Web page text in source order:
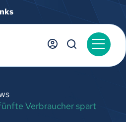
Verbraucher spart